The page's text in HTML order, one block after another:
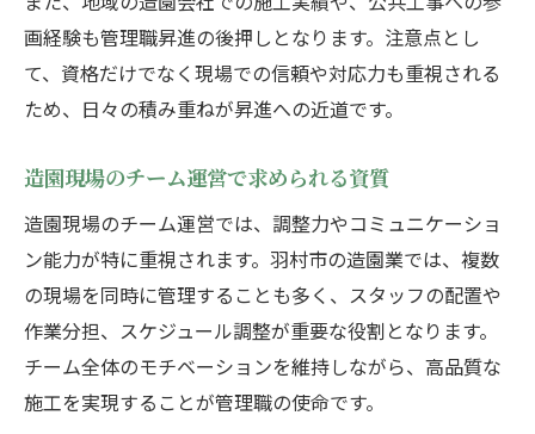
画経験も管理職昇進の後押しとなります。注意点とし
て、資格だけでなく現場での信頼や対応力も重視される
ため、日々の積み重ねが昇進への近道です。
造園現場のチーム運営で求められる資質
造園現場のチーム運営では、調整力やコミュニケーショ
ン能力が特に重視されます。羽村市の造園業では、複数
の現場を同時に管理することも多く、スタッフの配置や
作業分担、スケジュール調整が重要な役割となります。
チーム全体のモチベーションを維持しながら、高品質な
施工を実現することが管理職の使命です。